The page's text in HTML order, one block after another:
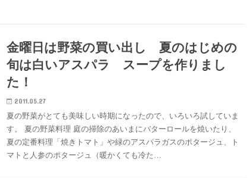
金曜日は野菜の買い出し 夏のはじめの
旬は白いアスパラ スープを作りまし
た！
2011.05.27
夏の野菜がとても美味しい時期になったので、いろいろ試していま
す。 夏の野菜料理 庭の掃除のあいまにバターロールを焼いたり、
夏の定番料理「焼きトマト」や緑のアスパラガスのポタージュ、ト
マトと人参のポタージュ（暖かくても冷た…